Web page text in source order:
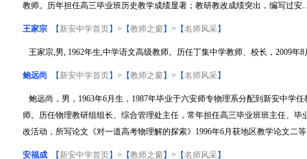
教师。历年担任高三毕业班历史教学成绩显著；教研教改成绩突出，编写过安
王家宗 【 新安中学首页】>【教师之窗】>【名师风采】
王家宗,男, 1962年生,中学语文高级教师。历任丁集中学教师、校长，2009年
鲍远尚 【 新安中学首页】>【教师之窗】>【名师风采】
鲍远尚，男，1963年6月生，1987年毕业于六安师专物理系分配到新安中学
师。历任物理教研组组长、综合管理处主任，常年担任高三毕业班班主任、
改活动，所写论文《对一道高考物理解的探索》1996年6月获地区教学论文二
安福成 【 新安中学首页】>【教师之窗】>【名师风采】